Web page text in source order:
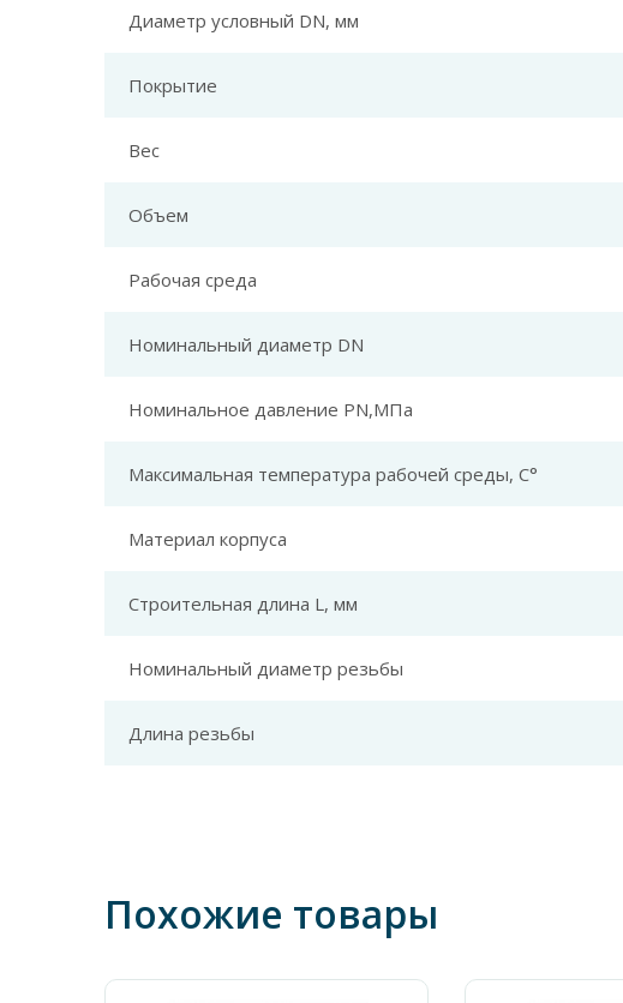
Диаметр условный DN, мм
Покрытие
Вес
Объем
Рабочая среда
Номинальный диаметр DN
Номинальное давление PN,МПа
Максимальная температура рабочей среды, С°
Материал корпуса
Строительная длина L, мм
Номинальный диаметр резьбы
Длина резьбы
Похожие товары